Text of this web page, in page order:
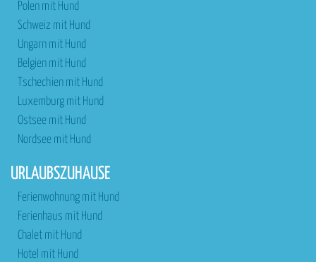
Polen mit Hund
Schweiz mit Hund
Ungarn mit Hund
Belgien mit Hund
Tschechien mit Hund
Luxemburg mit Hund
Ostsee mit Hund
Nordsee mit Hund
URLAUBSZUHAUSE
Ferienwohnung mit Hund
Ferienhaus mit Hund
Chalet mit Hund
Hotel mit Hund